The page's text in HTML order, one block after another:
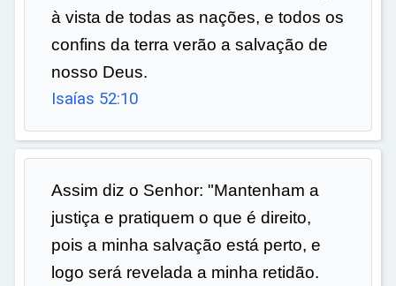
à vista de todas as nações, e todos os
confins da terra verão a salvação de
nosso Deus.
Isaías 52:10
Assim diz o Senhor: "Mantenham a
justiça e pratiquem o que é direito,
pois a minha salvação está perto, e
logo será revelada a minha retidão.